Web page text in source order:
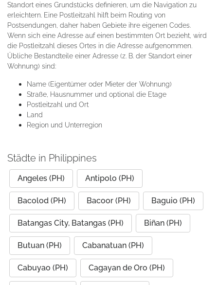
Standort eines Grundstücks definieren, um die Navigation zu
erleichtern. Eine Postleitzahl hilft beim Routing von
Postsendungen, daher haben Gebiete ihre eigenen Codes.
Wenn sich eine Adresse auf einen bestimmten Ort bezieht, wird
die Postleitzahl dieses Ortes in die Adresse aufgenommen.
Übliche Bestandteile einer Adresse (z. B. der Standort einer
Wohnung) sind:
Name (Eigentümer oder Mieter der Wohnung)
Straße, Hausnummer und optional die Etage
Postleitzahl und Ort
Land
Region und Unterregion
Städte in Philippines
Angeles (PH) Antipolo (PH)
Bacolod (PH) Bacoor (PH) Baguio (PH)
Batangas City, Batangas (PH) Biñan (PH)
Butuan (PH) Cabanatuan (PH)
Cabuyao (PH) Cagayan de Oro (PH)